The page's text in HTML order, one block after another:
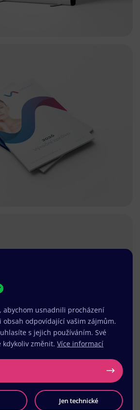
Načíst další
abychom usnadnili procházení
obsah odpovídající vašim zájmům.
s jejich používáním. Své
změnit. Více informací
Jen technické